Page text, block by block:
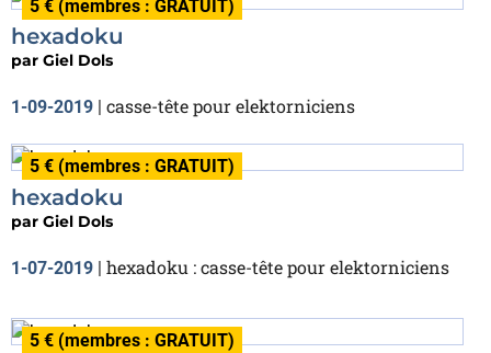
5 € (membres : GRATUIT)
hexadoku
par Giel Dols
1-09-2019 casse-tête pour elektorniciens
5 € (membres : GRATUIT)
hexadoku
par Giel Dols
1-07-2019 | hexadoku : casse-tête pour elektorniciens
5 € (membres : GRATUIT)